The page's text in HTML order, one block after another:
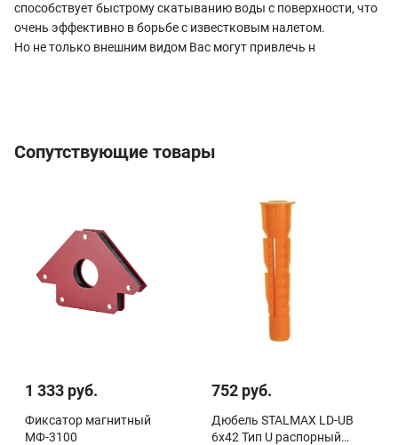
способствует быстрому скатыванию воды с поверхности, что
очень эффективно в борьбе с известковым налетом.
Но не только внешним видом Вас могут привлечь н
Сопутствующие товары
1 333 руб.
Фиксатор магнитный
МФ-3100
752 руб.
Дюбель STALMAX LD-UB
6х42 Тип U распорный